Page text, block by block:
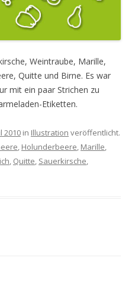
Weintraube, Marille,
Quitte und Birne. Es war
mit ein paar Strichen zu
Etiketten.
2010 in Illustration veröffentlicht.
, Holunderbeere, Marille,
, Quitte, Sauerkirsche,